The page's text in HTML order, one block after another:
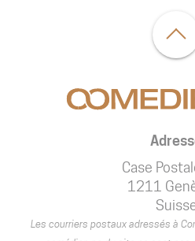
Case
1211
Les courriers postaux adressés à